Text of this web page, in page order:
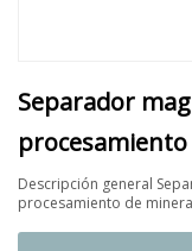
Separador
Descripción general
procesamiento de